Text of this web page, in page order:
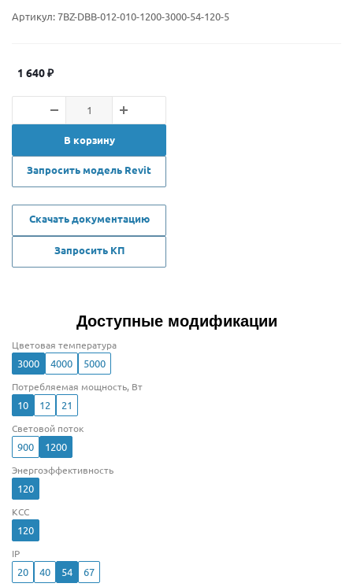
Артикул:7BZ-DBB-012-010-1200-3000-54-120-5
1 640₽
В корзину
Запросить модель Revit
Скачать документацию
Запросить КП
Доступные модификации
Цветовая температура
3000 4000 5000
Потребляемая мощность, Вт
10 12 21
Световой поток
900 1200
Энергоэффективность
120
КСС
120
IP
20 40 54 67